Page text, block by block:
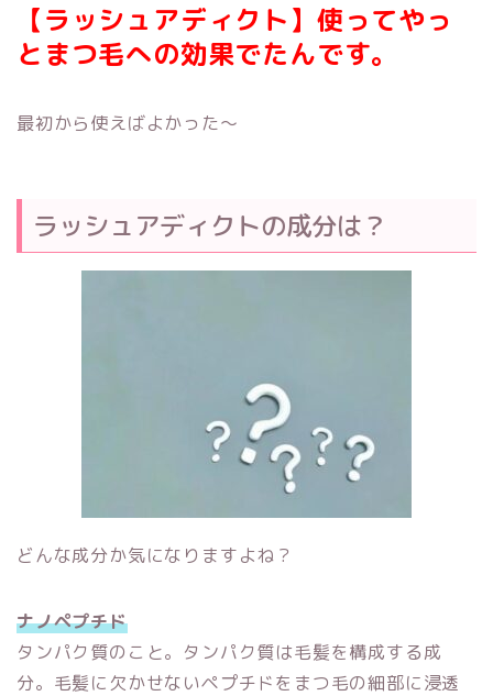
【ラッシュアディクト】使ってやっ
とまつ毛への効果でたんです。
最初から使えばよかった〜
ラッシュアディクトの成分は？
どんな成分か気になりますよね？
ナノペプチド
タンパク質のこと。タンパク質は毛髪を構成する成
分。毛髪に欠かせないペプチドをまつ毛の細部に浸透